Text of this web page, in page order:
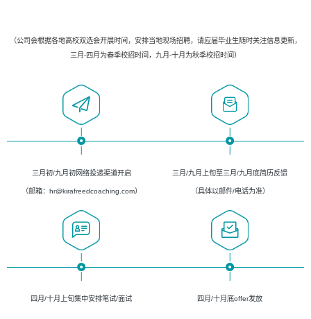
（公司会根据各地高校双选会开展时间，安排当地现场招聘，请应届毕业生随时关注信息更新，
三月-四月为春季校招时间，九月-十月为秋季校招时间）
三月初/九月初网络投递渠道开启
（邮箱：hr@kirafreedcoaching.com）
三月/九月上旬至三月/九月底简历反馈
（具体以邮件/电话为准）
四月/十月上旬集中安排笔试/面试 四月/十月底offer发放